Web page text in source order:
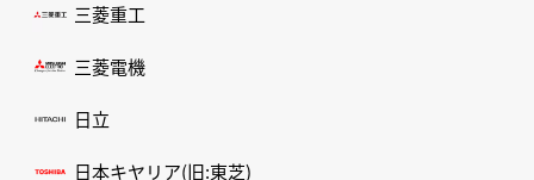
三菱重工
三菱電機
日立
日本キヤリア(旧:東芝)